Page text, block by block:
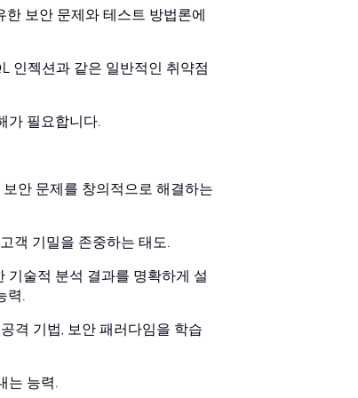
보안 문제와 테스트 방법론에
인젝션과 같은 일반적인 취약점
가 필요합니다.
안 문제를 창의적으로 해결하는
객 기밀을 존중하는 태도.
기술적 분석 결과를 명확하게 설
력.
격 기법, 보안 패러다임을 학습
는 능력.